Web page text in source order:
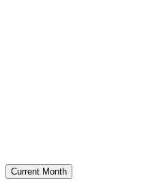
Current Month